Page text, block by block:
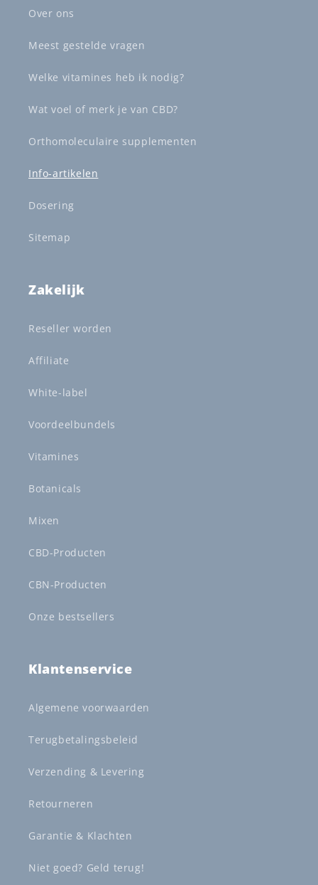
Over ons
Meest gestelde vragen
Welke vitamines heb ik nodig?
Wat voel of merk je van CBD?
Orthomoleculaire supplementen
Info-artikelen
Dosering
Sitemap
Zakelijk
Reseller worden
Affiliate
White-label
Voordeelbundels
Vitamines
Botanicals
Mixen
CBD-Producten
CBN-Producten
Onze bestsellers
Klantenservice
Algemene voorwaarden
Terugbetalingsbeleid
Verzending & Levering
Retourneren
Garantie & Klachten
Niet goed? Geld terug!